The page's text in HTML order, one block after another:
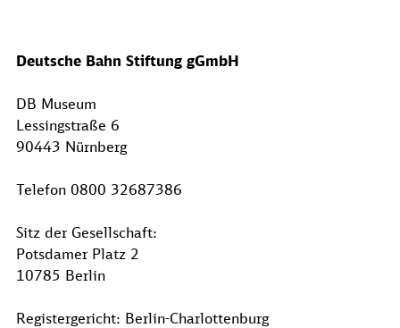
Deutsche Bahn Stiftung gGmbH
DB Museum
Lessingstraße 6
90443 Nürnberg
Telefon 0800 32687386
Sitz der Gesellschaft:
Potsdamer Platz 2
10785 Berlin
Registergericht: Berlin-Charlottenburg